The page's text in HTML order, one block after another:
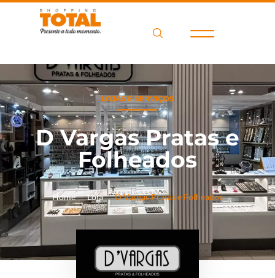
LOJAS E SERVIÇOS
D Vargas Pratas e
Folheados
Home Loja D Vargas Pratas e Folheados